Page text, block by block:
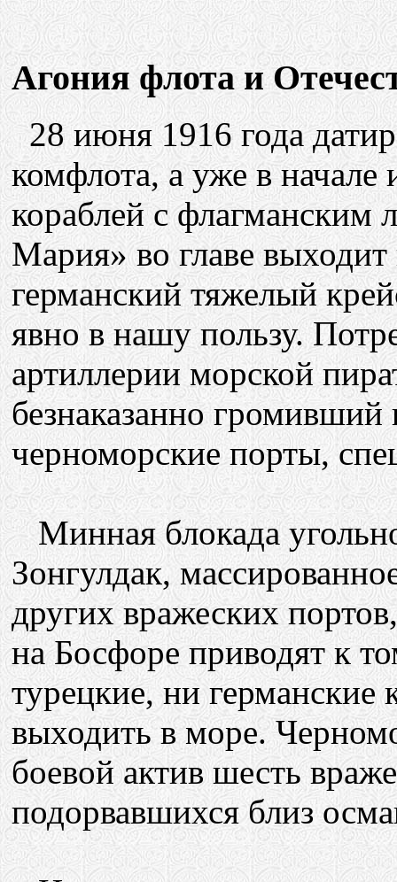
Агония флота и
28 июня 1916 года
комфлота, а уже в начале
кораблей с флагманским
Мария» во главе выходит
германский тяжелый
явно в нашу пользу.
артиллерии морской
безнаказанно
черноморские порты,
Минная блокада
Зонгулдак,
других вражеских
на Босфоре приводят к
турецкие, ни германские
выходить в море.
боевой актив шесть
подорвавшихся близ